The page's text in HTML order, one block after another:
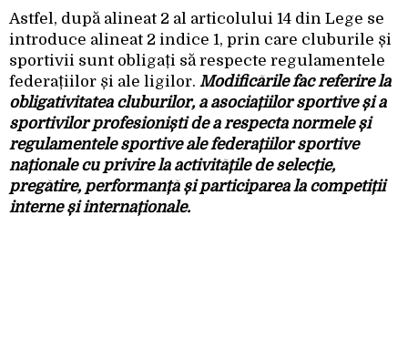
Astfel, după alineat 2 al articolului 14 din Lege se
introduce alineat 2 indice 1, prin care cluburile și
sportivii sunt obligați să respecte regulamentele
federațiilor și ale ligilor. Modificările fac referire la
obligativitatea cluburilor, a asociațiilor sportive și a
sportivilor profesioniști de a respecta normele și
regulamentele sportive ale federațiilor sportive
naționale cu privire la activitățile de selecție,
pregătire, performanță și participarea la competiții
interne și internaționale.